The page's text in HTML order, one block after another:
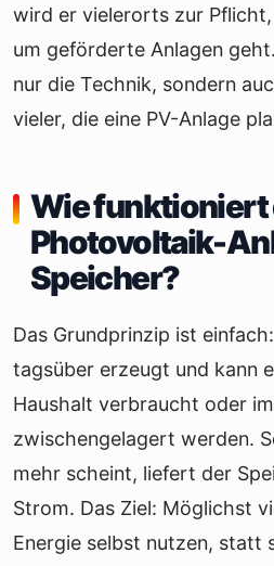
wird er vielerorts zur
um geförderte Anlagen
nur die Technik, sondern
vieler, die eine PV-Anlage
Wie funktioniert
Photovoltaik-
Speicher?
Das Grundprinzip ist
tagsüber erzeugt und kann
Haushalt verbraucht oder
zwischengelagert werden.
mehr scheint, liefert der
Strom. Das Ziel: Möglichst
Energie selbst nutzen, statt